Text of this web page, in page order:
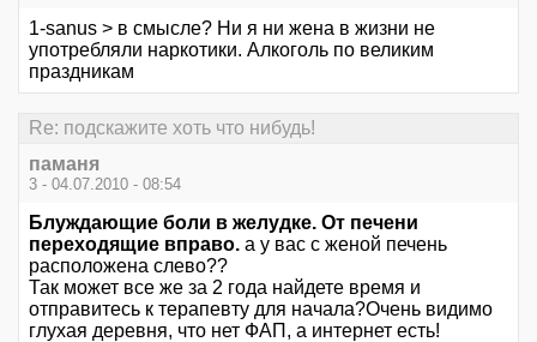
1-sanus > в смысле? Ни я ни жена в жизни не
употребляли наркотики. Алкоголь по великим
праздникам
Re: подскажите хоть что нибудь!
паманя
3 - 04.07.2010 - 08:54
Блуждающие боли в желудке. От печени
переходящие вправо. а у вас с женой печень
расположена слево??
Так может все же за 2 года найдете время и
отправитесь к терапевту для начала?Очень видимо
глухая деревня, что нет ФАП, а интернет есть!